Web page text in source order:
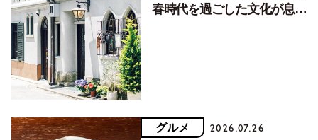
春時代を過ごした文化が息づ
グルメ 2026.07.26